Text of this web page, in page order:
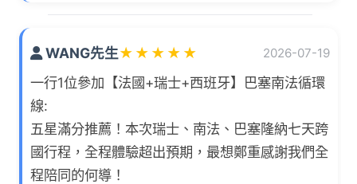
WANG先生★ ★ ★ ★ ★ 2026-07-19
一行1位參加【法國+瑞士+西班牙】巴塞南法循環
線:
五星滿分推薦！本次瑞士、南法、巴塞隆納七天跨
國行程，全程體驗超出預期，最想鄭重感謝我們全
程陪同的何導！